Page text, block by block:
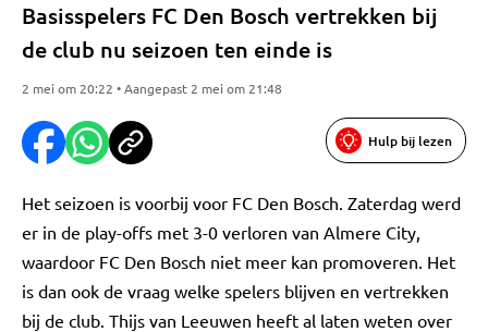
Basisspelers FC Den Bosch vertrekken bij
de club nu seizoen ten einde is
2 mei om 20:22 • Aangepast 2 mei om 21:48
Hulp bij lezen
Het seizoen is voorbij voor FC Den Bosch. Zaterdag werd
er in de play-offs met 3-0 verloren van Almere City,
waardoor FC Den Bosch niet meer kan promoveren. Het
is dan ook de vraag welke spelers blijven en vertrekken
bij de club. Thijs van Leeuwen heeft al laten weten over